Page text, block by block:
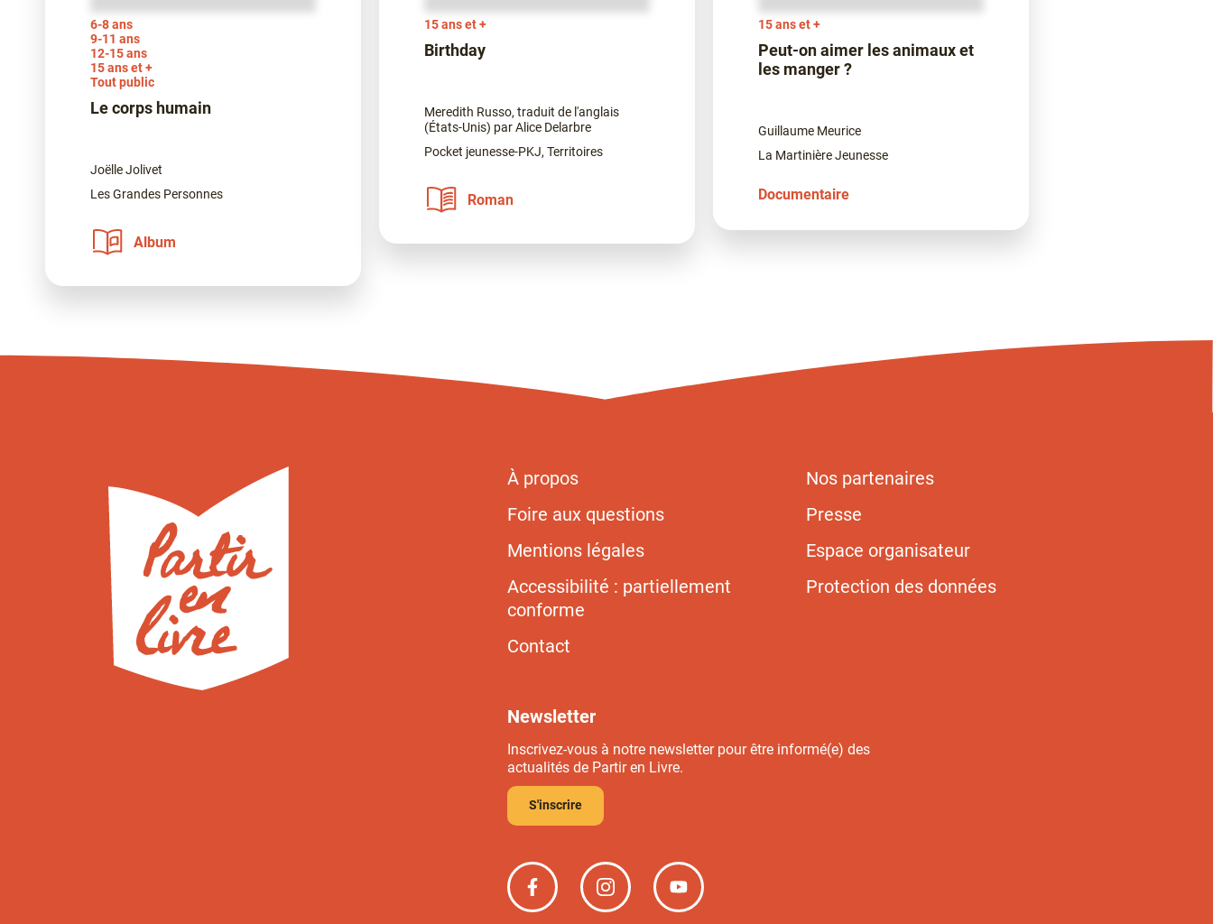
6-8 ans
9-11 ans
12-15 ans
15 ans et +
Tout public
Le corps humain
Joëlle Jolivet
Les Grandes Personnes
Album
15 ans et +
Birthday
Meredith Russo, traduit de l'anglais
(États-Unis) par Alice Delarbre
Pocket jeunesse-PKJ, Territoires
Roman
15 ans et +
Peut-on aimer les animaux et
les manger ?
Guillaume Meurice
La Martinière Jeunesse
Documentaire
À propos
Nos partenaires
Foire aux questions
Presse
Mentions légales
Espace organisateur
Accessibilité : partiellement
conforme
Protection des données
Contact
Newsletter
Inscrivez-vous à notre newsletter pour être informé(e) des
actualités de Partir en Livre.
S'inscrire
Partir
en
Partir
en
Partir
en